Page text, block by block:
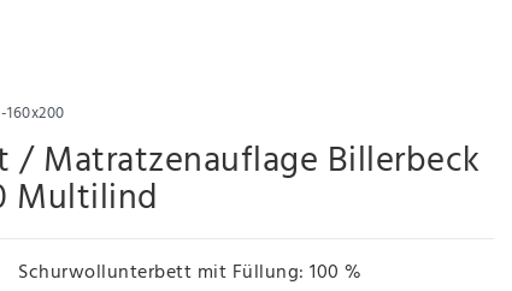
160x200
/ Matratzenauflage Billerbeck
Multilind
Schurwollunterbett mit Füllung: 100 %